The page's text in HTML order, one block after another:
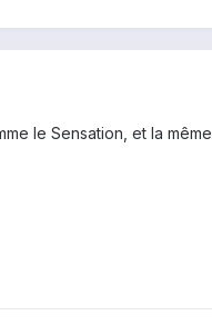
le Sensation, et la